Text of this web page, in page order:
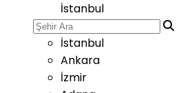
İstanbul
İstanbul
Ankara
İzmir